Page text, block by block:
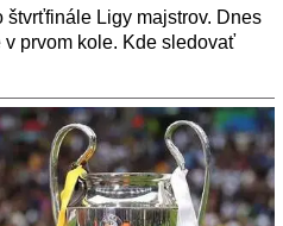
Ligy majstrov. Dnes
prvom kole. Kde sledovať